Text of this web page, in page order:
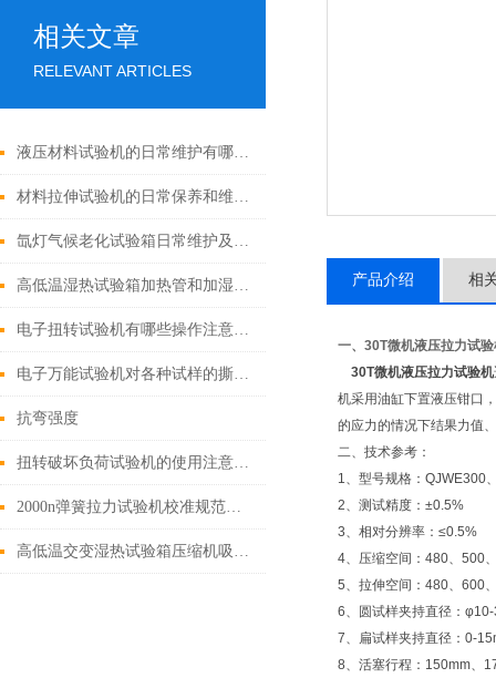
相关文章
RELEVANT ARTICLES
液压材料试验机的日常维护有哪些注意事项？
材料拉伸试验机的日常保养和维护应该注意哪些安全事项？
氙灯气候老化试验箱日常维护及注意事项
高低温湿热试验箱加热管和加湿管干烧的情况怎么办？
电子扭转试验机有哪些操作注意事项？
电子万能试验机对各种试样的撕裂试验
抗弯强度
扭转破坏负荷试验机的使用注意事项有哪些
2000n弹簧拉力试验机校准规范与注意事项
高低温交变湿热试验箱压缩机吸气温度如何确定?
产品介绍 相
一、 30T微机液压拉力试
30T微机液压拉力试验机
机采用油缸下置液压钳口
的应力的情况下结果力值
二、技术参考：
1、型号规格：QJWE300
2、测试精度：±0.5%
3、相对分辨率：≤0.5%
4、压缩空间：480、500
5、拉伸空间：480、600
6、圆试样夹持直径：
7、扁试样夹持直径：0-
8、活塞行程：150mm、